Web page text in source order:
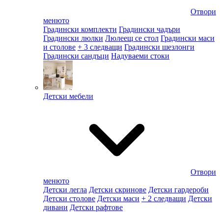
Отвори
менюто
Градински комплекти Градински чадъри
Градински люлки Люлеещ се стол Градински маси
и столове + 3 следващи Градински шезлонги
Градински сандъци Надуваеми стоки
Детски мебели
Отвори
менюто
Детски легла Детски скринове Детски гардероби
Детски столове Детски маси + 2 следващи Детски
дивани Детски рафтове